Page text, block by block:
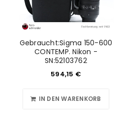
Gebraucht:Sigma 150-600
CONTEMP. Nikon -
SN:52103762
594,15 €
IN DEN WARENKORB